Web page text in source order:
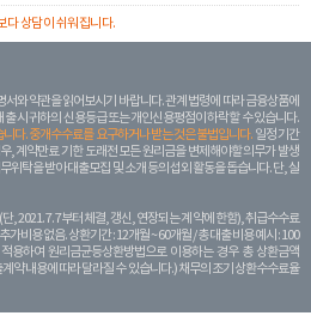
다 상담이 쉬워집니다.
와 약관을 읽어보시기 바랍니다. 관계 법령에 따라 금융상품에
시 귀하의 신용등급 또는 개인신용평점이 하락할 수 있습니다.
다. 중개수수료를 요구하거나 받는 것은 불법입니다. 일정 기간
, 계약만료 기한 도래전 모든 원리금을 변제해야할 의무가 발생
위탁을 받아 대출모집 및 소개 등의 섭외 활동을 돕습니다. 단, 실
, 2021. 7. 7부터 체결, 갱신, 연장되는 계 약에 한함), 취급수수료
비용 없음. 상환기간 : 12개월 ~ 60개월 / 총 대출 비용 예시 : 100
용하여 원리금균등상환방법으로 이용하는 경우 총 상환금액
약 내용에 따라 달라질 수 있습니다.) 채무의 조기 상환수수료율